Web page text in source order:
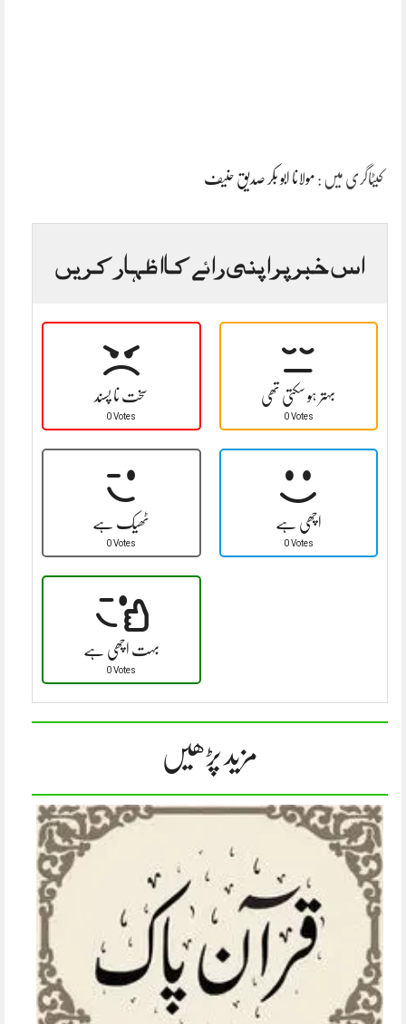
کیٹاگری میں : مولانا ابو بکر صدیق حنیف
اس خبر پر اپنی رائے کا اظہار کریں
سخت نا پسند
0 Votes
بہتر ہو سکتی تھی
0 Votes
ٹھیک ہے
0 Votes
اچھی ہے
0 Votes
بہت اچھی ہے
0 Votes
مزید پڑھیں